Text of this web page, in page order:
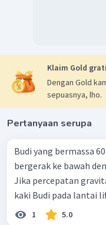
Klaim Gold
Dengan Gold
sepuasnya, lho.
Pertanyaan serupa
Budi yang bermassa
bergerak ke bawah
Jika percepatan
kaki Budi pada lantai
1 5.0